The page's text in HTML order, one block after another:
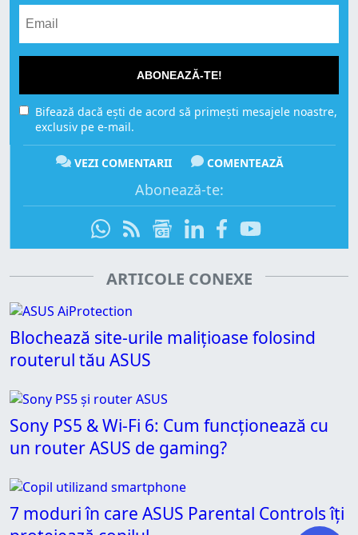
ABONEAZĂ-TE!
Bifează dacă ești de acord să primești mesajele noastre,
exclusiv pe e-mail.
VEZI COMENTARII COMENTEAZĂ
Abonează-te:
ARTICOLE CONEXE
Blochează site-urile malițioase folosind
routerul tău ASUS
Sony PS5 & Wi-Fi 6: Cum funcționează cu
un router ASUS de gaming?
7 moduri în care ASUS Parental Controls îți